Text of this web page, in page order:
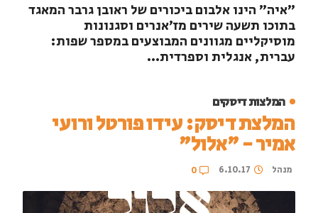
"איה" הינו אלבום ביכורים של ראובן גרבר המאגד
בתוכו תשעה שירים מז'אנרים וסגנונות
מוסיקליים מגוונים המבוצעים במספר שפות:
עברית, אנגלית וספרדית...
המלצות דיסקים
המלצת דיסק: עידו פורטל ורועי
אמיר - "אלול"
מנהל 6.10.17
0